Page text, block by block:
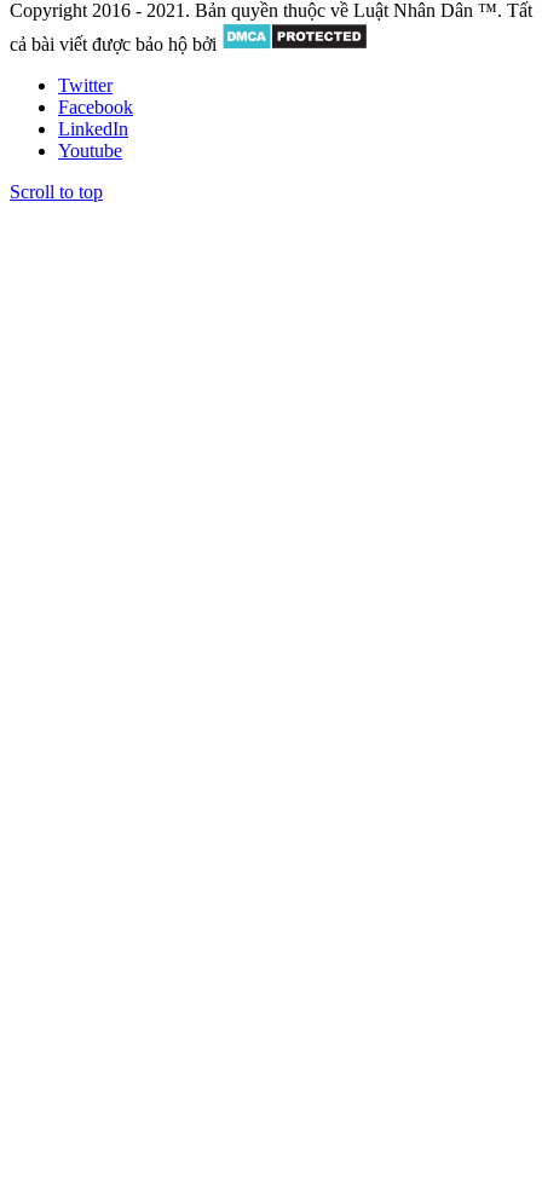
Copyright 2016 - 2021. Bản quyền thuộc về Luật Nhân Dân ™. Tất
cả bài viết được bảo hộ bởi
Twitter
Facebook
LinkedIn
Youtube
Scroll to top